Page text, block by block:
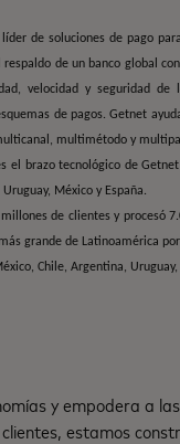
de soluciones de pago
respaldo de un banco global
velocidad y seguridad
de pagos. Getnet
multimétodo y
el brazo tecnológico de
México y España.
de clientes y procesó
grande de Latinoamérica
Chile, Argentina, Uruguay,
y empodera a
estamos